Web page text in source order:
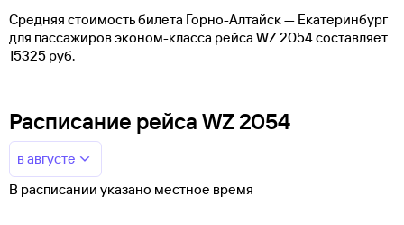
Средняя стоимость билета Горно-Алтайск — Екатеринбург
для пассажиров эконом-класса рейса WZ 2054 составляет
15325 руб.
Расписание рейса WZ 2054
в августе
В расписании указано местное время